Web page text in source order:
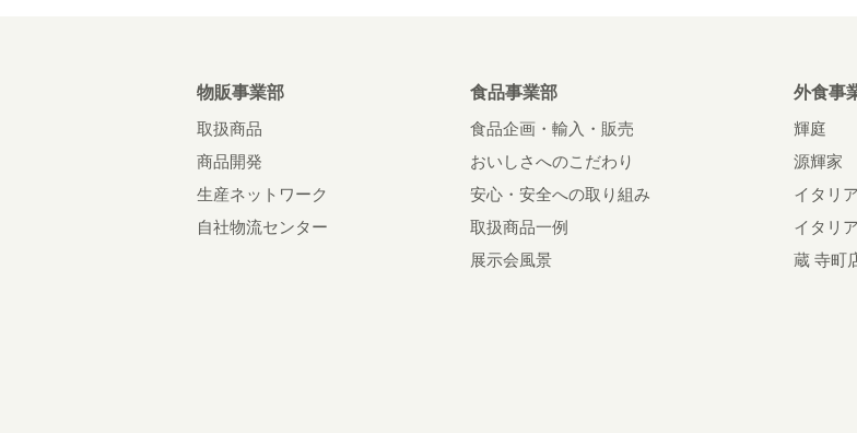
物販事業部
取扱商品
商品開発
生産ネットワーク
自社物流センター
食品事業部
食品企画・輸入・販売
おいしさへのこだわり
安心・安全への取り組み
取扱商品一例
展示会風景
外食事
輝庭
源輝家
イタリ
イタリ
蔵 寺町